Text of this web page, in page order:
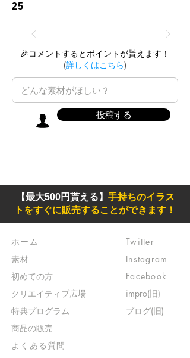
25
🎉コメントするとポイントが貰えます！
(詳しくはこちら)
投稿する
【最大500円貰える】 手持ちのイラス
トをすぐに販売することができます！
ホーム
素材
初めての方
​クリエイティブ広場
​特典プログラム
​商品の販売
よくある質問
Twitter
Instagram
Facebook
impro(旧)​
ブログ(旧)